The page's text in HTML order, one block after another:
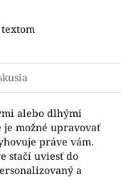
alebo dlhými
je možné upravovať
práve vám.
stačí uviesť do
a